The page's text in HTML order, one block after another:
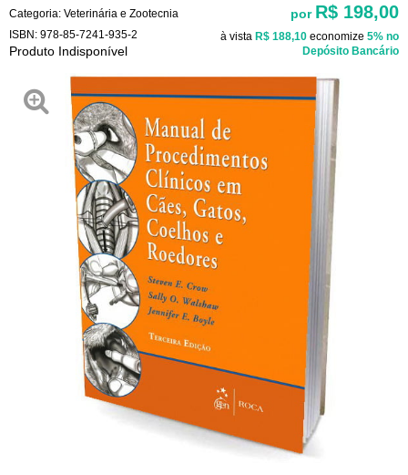
Categoria: Veterinária e Zootecnia
ISBN: 978-85-7241-935-2
Produto Indisponível
por R$ 198,00
à vista R$ 188,10 economize 5% no
Depósito Bancário